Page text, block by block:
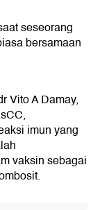
seseorang
bersamaan
Vito A Damay,
imun yang
vaksin sebagai